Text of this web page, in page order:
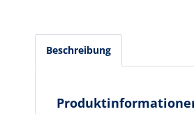
Beschreibung